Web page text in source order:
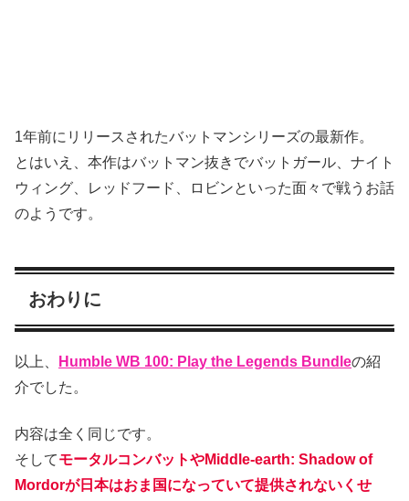
1年前にリリースされたバットマンシリーズの最新作。
とはいえ、本作はバットマン抜きでバットガール、ナイト
ウィング、レッドフード、ロビンといった面々で戦うお話
のようです。
おわりに
以上、 Humble WB 100: Play the Legends Bundleの紹
介でした。
内容は全く同じです。
そしてモータルコンバットやMiddle-earth: Shadow of
Mordorが日本はおま国になっていて提供されないくせ